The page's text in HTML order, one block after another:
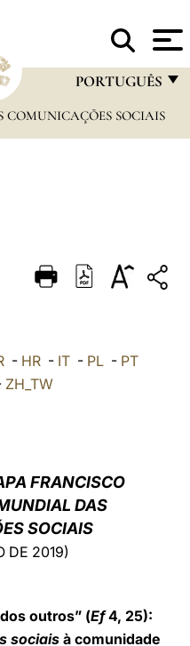
PORTUGUÊS
FRANÇAIS
DEUTSCH
العربيّة
SOCIAIS
- HR- IT- PL- PT
ZH_TW
FRANCISCO
DAS
SOCIAIS
DE 2019)
outros” (Ef4, 25):
sociais à comunidade